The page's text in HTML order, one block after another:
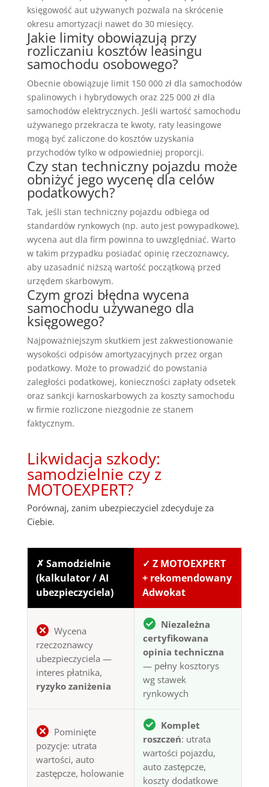
księgowość aut używanych pozwala na skrócenie
okresu amortyzacji nawet do 30 miesięcy.
Jakie limity obowiązują przy
rozliczaniu kosztów leasingu
samochodu osobowego?
Obecnie obowiązuje limit 150 000 zł dla samochodów
spalinowych i hybrydowych oraz 225 000 zł dla
samochodów elektrycznych. Jeśli wartość samochodu
używanego przekracza te kwoty, raty leasingowe
mogą być zaliczone do kosztów uzyskania
przychodów tylko w odpowiedniej proporcji.
Czy stan techniczny pojazdu może
obniżyć jego wycenę dla celów
podatkowych?
Tak, jeśli stan techniczny pojazdu odbiega od
standardów rynkowych (np. auto jest powypadkowe),
wycena aut dla firm powinna to uwzględniać. Warto
w takim przypadku posiadać opinię rzeczoznawcy,
aby uzasadnić niższą wartość początkową przed
urzędem skarbowym.
Czym grozi błędna wycena
samochodu używanego dla
księgowego?
Najpoważniejszym skutkiem jest zakwestionowanie
wysokości odpisów amortyzacyjnych przez organ
podatkowy. Może to prowadzić do powstania
zaległości podatkowej, konieczności zapłaty odsetek
oraz sankcji karnoskarbowych za koszty samochodu
w firmie rozliczone niezgodnie ze stanem
faktycznym.
Likwidacja szkody:
samodzielnie czy z
MOTOEXPERT?
Porównaj, zanim ubezpieczyciel zdecyduje za
Ciebie.
✗ Samodzielnie
(kalkulator / AI
ubezpieczyciela)
✓ Z MOTOEXPERT
+ rekomendowany
Adwokat
Wycena
rzeczoznawcy
ubezpieczyciela —
interes płatnika,
ryzyko zaniżenia
Niezależna
certyfikowana
opinia techniczna
— pełny kosztorys
wg stawek
rynkowych
Pominięte
pozycje: utrata
wartości, auto
zastępcze, holowanie
Komplet
roszczeń: utrata
wartości pojazdu,
auto zastępcze,
koszty dodatkowe